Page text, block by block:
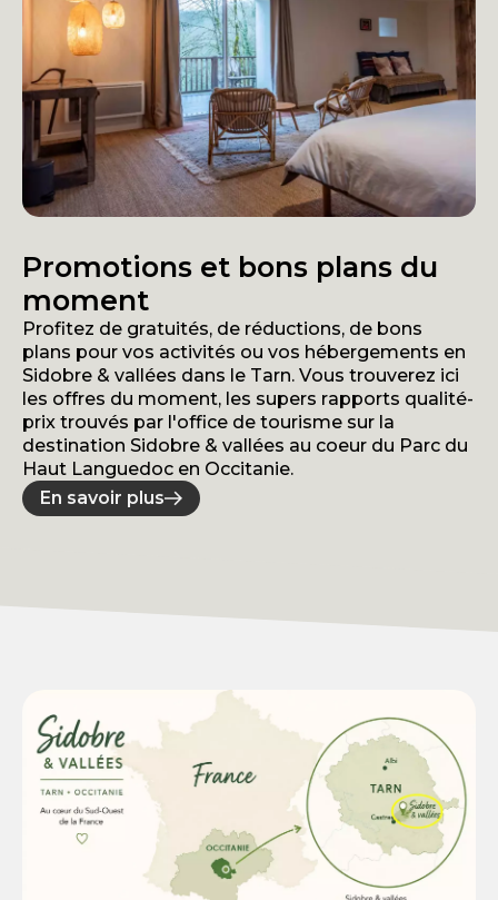
Promotions et bons plans du
moment
Profitez de gratuités, de réductions, de bons
plans pour vos activités ou vos hébergements en
Sidobre & vallées dans le Tarn. Vous trouverez ici
les offres du moment, les supers rapports qualité-
prix trouvés par l'office de tourisme sur la
destination Sidobre & vallées au coeur du Parc du
Haut Languedoc en Occitanie.
En savoir plus